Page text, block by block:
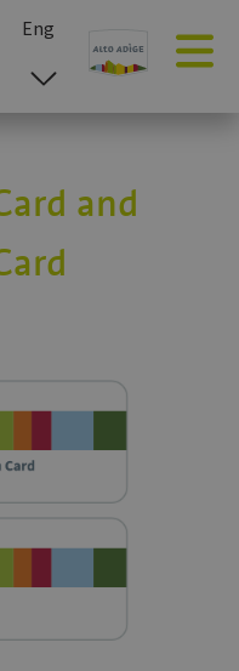
Eng
esp
ita
and